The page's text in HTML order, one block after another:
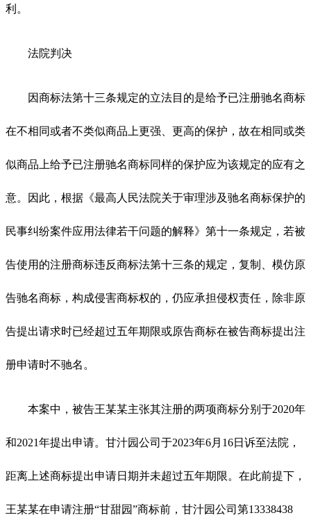
利。
法院判决
因商标法第十三条规定的立法目的是给予已注册驰名商标
在不相同或者不类似商品上更强、更高的保护，故在相同或类
似商品上给予已注册驰名商标同样的保护应为该规定的应有之
意。因此，根据《最高人民法院关于审理涉及驰名商标保护的
民事纠纷案件应用法律若干问题的解释》第十一条规定，若被
告使用的注册商标违反商标法第十三条的规定，复制、模仿原
告驰名商标，构成侵害商标权的，仍应承担侵权责任，除非原
告提出请求时已经超过五年期限或原告商标在被告商标提出注
册申请时不驰名。
本案中，被告王某某主张其注册的两项商标分别于2020年
和2021年提出申请。甘汁园公司于2023年6月16日诉至法院，
距离上述商标提出申请日期并未超过五年期限。在此前提下，
王某某在申请注册“甘甜园”商标前，甘汁园公司第13338438